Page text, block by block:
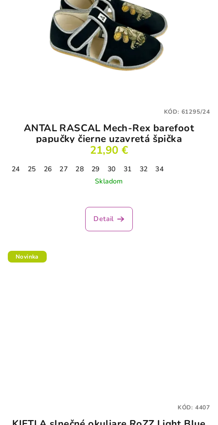
ANTAL RASCAL Mech-Rex barefoot
papučky čierne uzavretá špička
21,90 €
24 25 26 27 28 29 30 31 32
34
Skladom
Detail
KÓD: 61295/24
Novinka
KÓD: 4407